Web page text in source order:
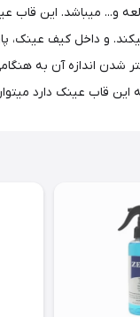
میباشد. این قاب
و داخل کیف
اندازه آن به
این قاب عینک دارد